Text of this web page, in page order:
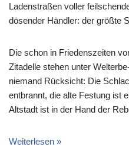
Ladenstraßen voller
dösender Händler: der größte
Die schon in Friedenszeiten
Zitadelle stehen unter
niemand Rücksicht: Die
entbrannt, die alte Festung ist
Altstadt ist in der Hand der
Weiterlesen »